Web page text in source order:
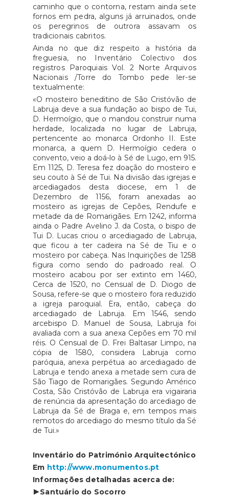
caminho que o contorna, restam ainda sete
fornos em pedra, alguns já arruinados, onde
os peregrinos de outrora assavam os
tradicionais cabritos.
Ainda no que diz respeito a história da
freguesia, no Inventário Colectivo dos
registros Paroquiais Vol. 2 Norte Arquivos
Nacionais /Torre do Tombo pede ler-se
textualmente:
«O mosteiro beneditino de São Cristóvão de
Labruja deve a sua fundação ao bispo de Tui,
D. Hermoígio, que o mandou construir numa
herdade, localizada no lugar de Labruja,
pertencente ao monarca Ordonho II. Este
monarca, a quem D. Hermoígio cedera o
convento, veio a doá-lo à Sé de Lugo, em 915.
Em 1125, D. Teresa fez doação do mosteiro e
seu couto à Sé de Tui. Na divisão das igrejas e
arcediagados desta diocese, em 1 de
Dezembro de 1156, foram anexadas ao
mosteiro as igrejas de Cepões, Rendufe e
metade da de Romarigães. Em 1242, informa
ainda o Padre Avelino J. da Costa, o bispo de
Tui D. Lucas criou o arcediagado de Labruja,
que ficou a ter cadeira na Sé de Tiu e o
mosteiro por cabeça. Nas Inquirições de 1258
figura como sendo do padroado real. O
mosteiro acabou por ser extinto em 1460,
Cerca de 1520, no Censual de D. Diogo de
Sousa, refere-se que o mosteiro fora reduzido
a igreja paroquial. Era, então, cabeça do
arcediagado de Labruja. Em 1546, sendo
arcebispo D. Manuel de Sousa, Labruja foi
avaliada com a sua anexa Cepões em 70 mil
réis. O Censual de D. Frei Baltasar Limpo, na
cópia de 1580, considera Labruja como
paróquia, anexa perpétua ao arcediagado de
Labruja e tendo anexa a metade sem cura de
São Tiago de Romarigães. Segundo Américo
Costa, São Cristóvão de Labruja era vigairaria
de renúncia da apresentação do arcediago de
Labruja da Sé de Braga e, em tempos mais
remotos do arcediago do mesmo título da Sé
de Tui.»
Inventário do Património Arquitectónico
Em http://www.monumentos.pt
Informações detalhadas acerca de:
►Santuário do Socorro